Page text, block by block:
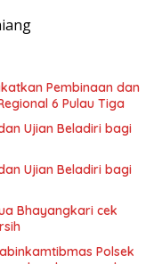
Pembinaan dan
6 Pulau Tiga
Ujian Beladiri bagi
Ujian Beladiri bagi
Bhayangkari cek
Polsek